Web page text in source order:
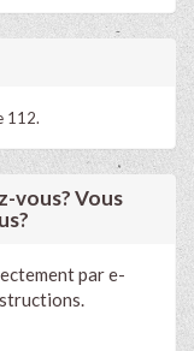
112.
vous? Vous
par e-